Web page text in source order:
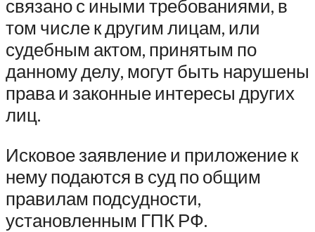
связано с иными требованиями, в
том числе к другим лицам, или
судебным актом, принятым по
данному делу, могут быть нарушены
права и законные интересы других
лиц.
Исковое заявление и приложение к
нему подаются в суд по общим
правилам подсудности,
установленным ГПК РФ.